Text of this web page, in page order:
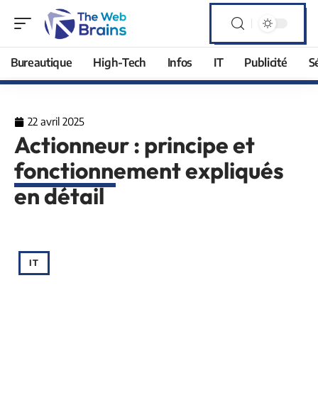
Bureautique High-Tech Infos IT Publicité
22 avril 2025
Actionneur : principe et
fonctionnement expliqués
en détail
IT